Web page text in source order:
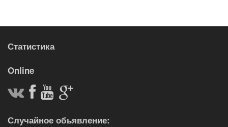
Статистика
Online
Случайное обьявление: